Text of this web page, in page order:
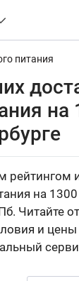
питания
на
рейтингом
на
Читайте
и